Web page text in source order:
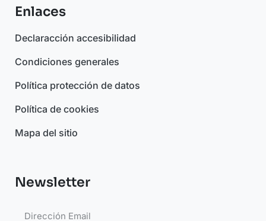
Enlaces
Declaracción accesibilidad
Condiciones generales
Política protección de datos
Política de cookies
Mapa del sitio
Newsletter